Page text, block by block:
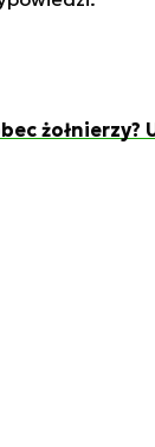
żołnierzy?